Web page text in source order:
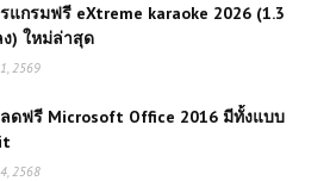
แกรมฟรี eXtreme karaoke 2026 (1.3
) ใหม่ล่าสุด
2569
ดฟรี Microsoft Office 2016 มีทั้งแบบ
2568